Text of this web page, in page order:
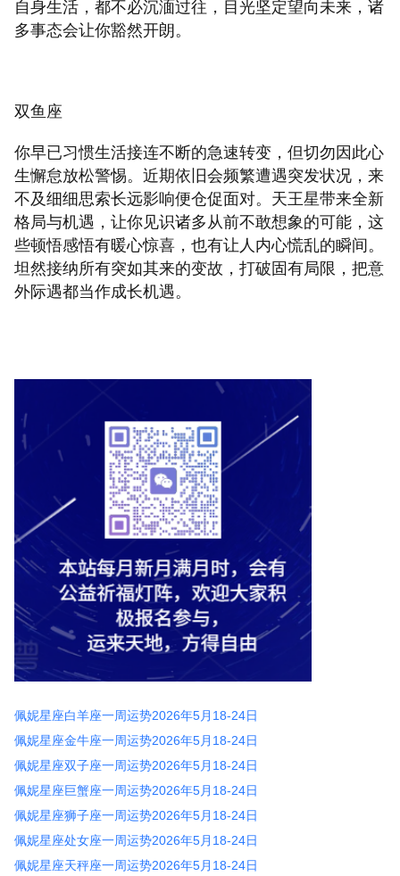
自身生活，都不必沉湎过往，目光坚定望向未来，诸
多事态会让你豁然开朗。
双鱼座
你早已习惯生活接连不断的急速转变，但切勿因此心
生懈怠放松警惕。近期依旧会频繁遭遇突发状况，来
不及细细思索长远影响便仓促面对。天王星带来全新
格局与机遇，让你见识诸多从前不敢想象的可能，这
些顿悟感悟有暖心惊喜，也有让人内心慌乱的瞬间。
坦然接纳所有突如其来的变故，打破固有局限，把意
外际遇都当作成长机遇。
佩妮星座白羊座一周运势2026年5月18-24日
佩妮星座金牛座一周运势2026年5月18-24日
佩妮星座双子座一周运势2026年5月18-24日
佩妮星座巨蟹座一周运势2026年5月18-24日
佩妮星座狮子座一周运势2026年5月18-24日
佩妮星座处女座一周运势2026年5月18-24日
佩妮星座天秤座一周运势2026年5月18-24日